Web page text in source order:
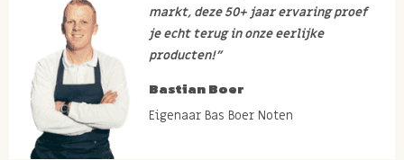
markt, deze 50+ jaar ervaring proef
je echt terug in onze eerlijke
producten!”
Bastian Boer
Eigenaar Bas Boer Noten